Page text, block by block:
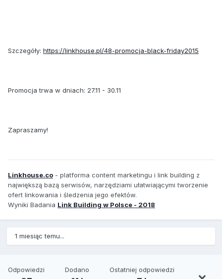
Szczegóły: https://linkhouse.pl/48-promocja-black-friday2015
Promocja trwa w dniach: 27.11 - 30.11
Zapraszamy!
Linkhouse.co - platforma content marketingu i link building z
największą bazą serwisów, narzędziami ułatwiającymi tworzenie
ofert linkowania i śledzenia jego efektów.
Wyniki Badania Link Building w Polsce - 2018
1 miesiąc temu...
Odpowiedzi Dodano Ostatniej odpowiedzi